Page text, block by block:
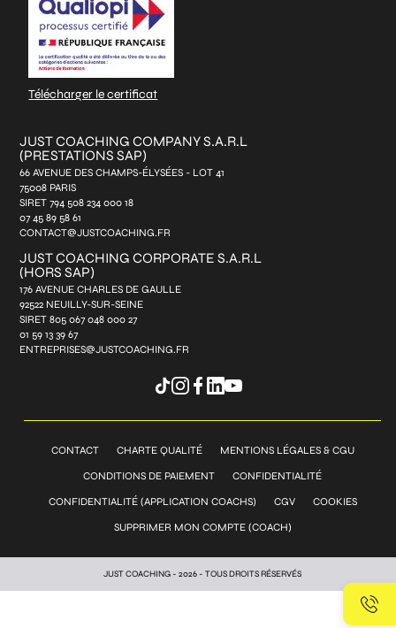
Télécharger le certificat
JUST COACHING COMPANY S.A.R.L
(PRESTATIONS SAP)
66 AVENUE DES CHAMPS-ÉLYSÉES - LOT 41
75008 PARIS
SIRET 794 508 234 000 18
07 45 89 58 61
CONTACT@JUSTCOACHING.FR
JUST COACHING CORPORATE S.A.R.L
(HORS SAP)
176 AVENUE CHARLES DE GAULLE
92522 NEUILLY-SUR-SEINE
SIRET 805 067 048 000 27
01 59 13 39 67
ENTREPRISES@JUSTCOACHING.FR
CONTACT CHARTE QUALITÉ MENTIONS LÉGALES & CGU
CONDITIONS DE PAIEMENT CONFIDENTIALITÉ
CONFIDENTIALITÉ (APPLICATION COACHS) CGV COOKIES
SUPPRIMER MON COMPTE (COACH)
JUST COACHING - 2026 - TOUS DROITS RÉSERVÉS